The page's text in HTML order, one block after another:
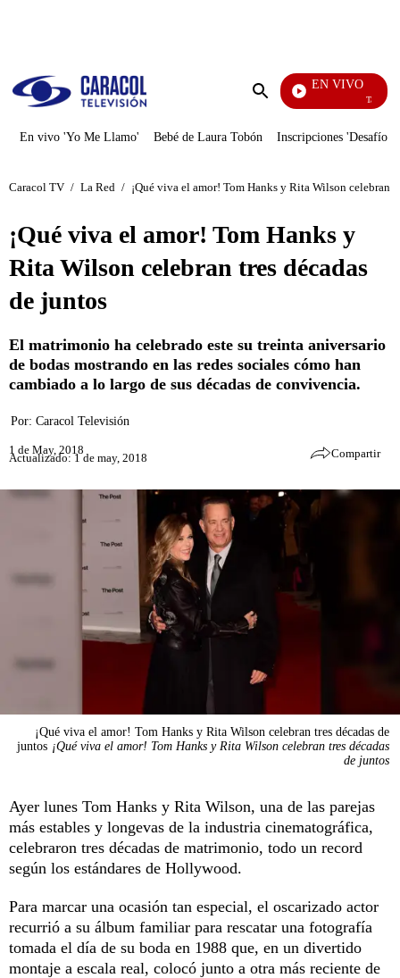
Enviar
EN VIVO
También
En vivo 'Yo Me Llamo' Bebé de Laura Tobón Inscripciones 'Desafío'
Caracol TV / La Red / ¡Qué viva el amor! Tom Hanks y Rita Wilson celebran
¡Qué viva el amor! Tom Hanks y
Rita Wilson celebran tres décadas
de juntos
El matrimonio ha celebrado este su treinta aniversario
de bodas mostrando en las redes sociales cómo han
cambiado a lo largo de sus décadas de convivencia.
Por: Caracol Televisión
1 de May, 2018
Actualizado: 1 de may, 2018 Compartir
¡Qué viva el amor! Tom Hanks y Rita Wilson celebran tres décadas de
juntos ¡Qué viva el amor! Tom Hanks y Rita Wilson celebran tres décadas
de juntos
Ayer lunes Tom Hanks y Rita Wilson, una de las parejas
más estables y longevas de la industria cinematográfica,
celebraron tres décadas de matrimonio, todo un record
según los estándares de Hollywood.
Para marcar una ocasión tan especial, el oscarizado actor
recurrió a su álbum familiar para rescatar una fotografía
tomada el día de su boda en 1988 que, en un divertido
montaje a escala real, colocó junto a otra más reciente de